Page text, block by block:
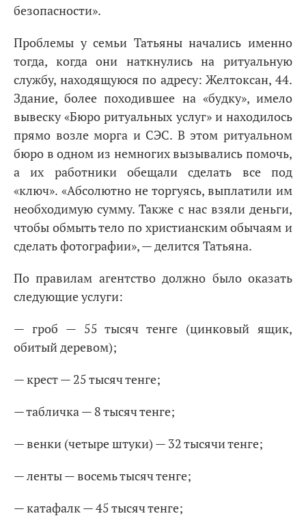
безопасности».
Проблемы у семьи Татьяны начались именно
тогда, когда они наткнулись на ритуальную
службу, находящуюся по адресу: Желтоксан, 44.
Здание, более походившее на «будку», имело
вывеску «Бюро ритуальных услуг» и находилось
прямо возле морга и СЭС. В этом ритуальном
бюро в одном из немногих вызывались помочь,
а их работники обещали сделать все под
«ключ». «Абсолютно не торгуясь, выплатили им
необходимую сумму. Также с нас взяли деньги,
чтобы обмыть тело по христианским обычаям и
сделать фотографии», — делится Татьяна.
По правилам агентство должно было оказать
следующие услуги:
— гроб — 55 тысяч тенге (цинковый ящик,
обитый деревом);
— крест — 25 тысяч тенге;
— табличка — 8 тысяч тенге;
— венки (четыре штуки) — 32 тысячи тенге;
— ленты — восемь тысяч тенге;
— катафалк — 45 тысяч тенге;